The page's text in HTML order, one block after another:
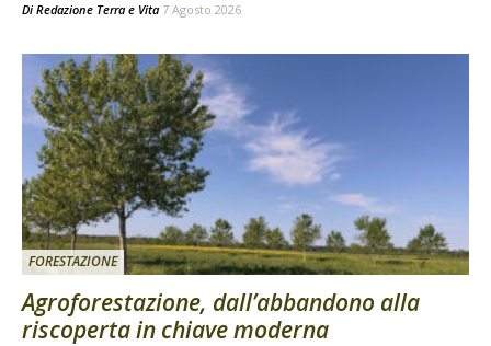
Di Redazione Terra e Vita 7 Agosto 2026
FORESTAZIONE
Agroforestazione, dall’abbandono alla
riscoperta in chiave moderna